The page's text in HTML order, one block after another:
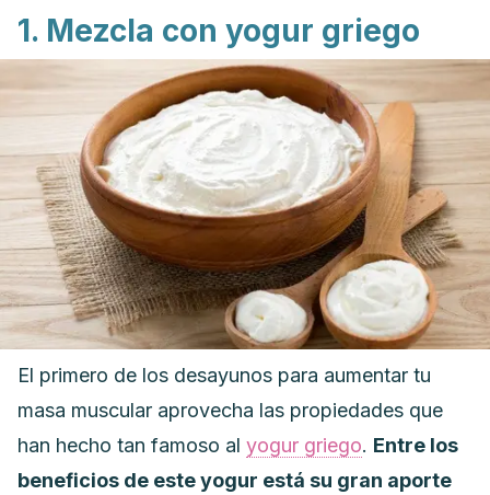
1. Mezcla con yogur griego
El primero de los desayunos para aumentar tu
masa muscular aprovecha las propiedades que
han hecho tan famoso al yogur griego. Entre los
beneficios de este yogur está su gran aporte